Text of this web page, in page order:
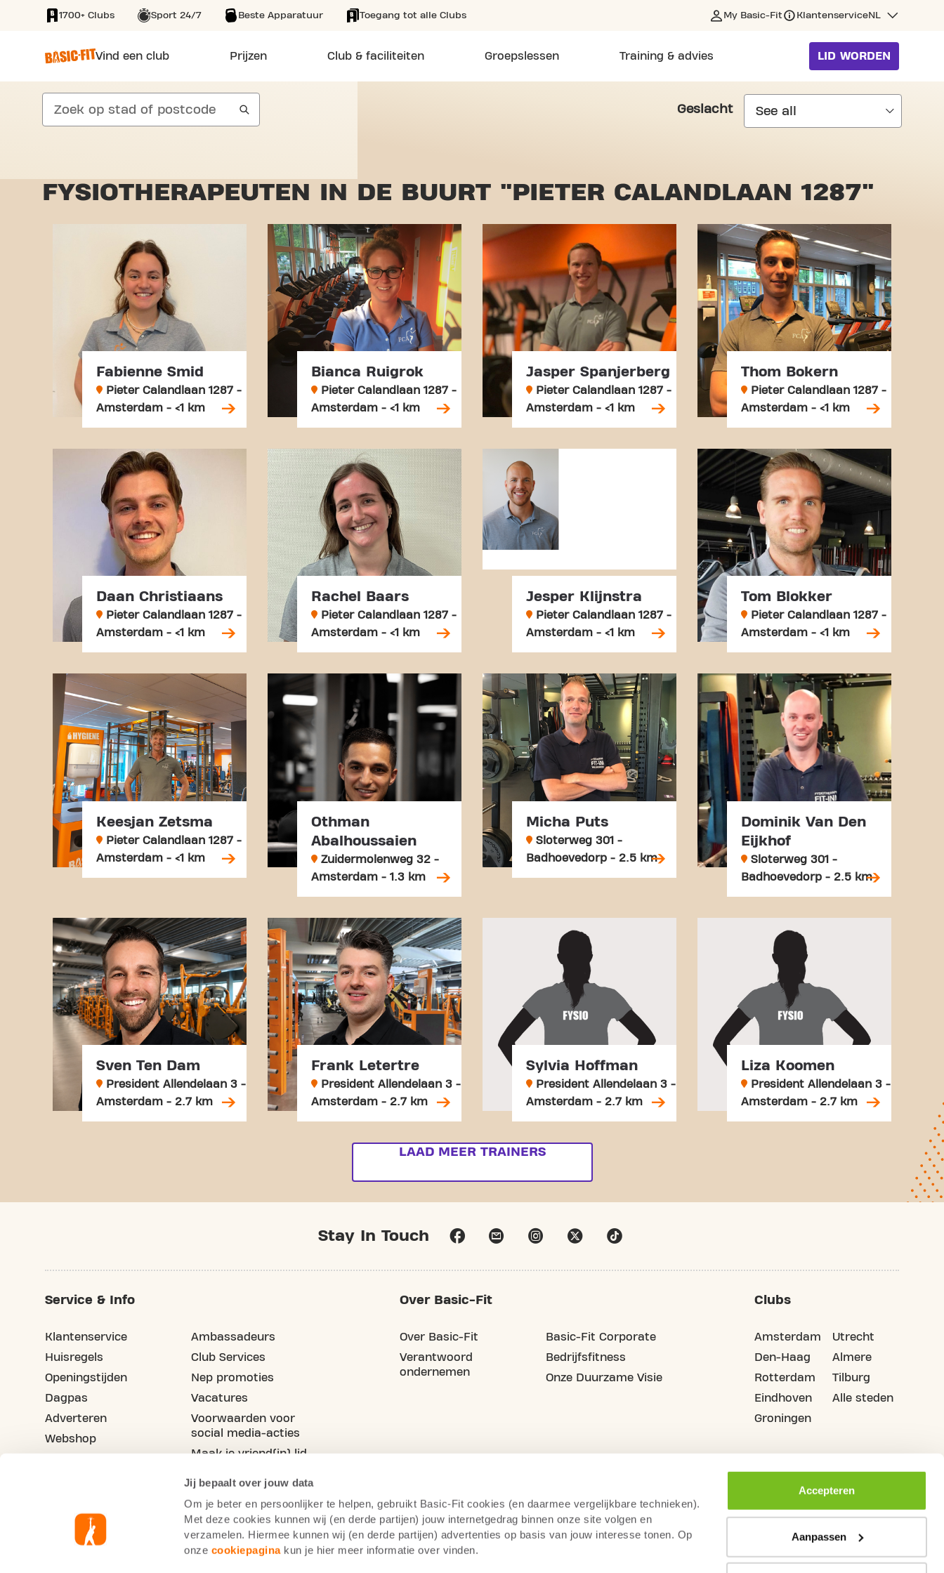
Jij bepaalt over jouw data
Om je beter en persoonlijker te helpen, gebruikt Basic-Fit cookies (en daarmee vergelijkbare technieken).
Met deze cookies kunnen wij (en derde partijen) jouw internetgedrag binnen onze site volgen en
verzamelen. Hiermee kunnen wij (en derde partijen) advertenties op basis van jouw interesse tonen. Op
onze cookiepaginakun je hier meer informatie over vinden.
Accepteren
Aanpassen
SKIP TO MAIN CONTENT
1700+ Clubs Sport 24/7 Beste Apparatuur Toegang tot alle Clubs My Basic-Fit KlantenserviceNL
Vind een club Prijzen Club & faciliteiten Groepslessen Training & advies LID WORDEN
search Geslacht
FYSIOTHERAPEUTEN IN DE BUURT "PIETER CALANDLAAN 1287"
Fabienne Smid
Pieter Calandlaan 1287 -
Amsterdam - <1 km
Bianca Ruigrok
Pieter Calandlaan 1287 -
Amsterdam - <1 km
Jasper Spanjerberg
Pieter Calandlaan 1287 -
Amsterdam - <1 km
Thom Bokern
Pieter Calandlaan 1287 -
Amsterdam - <1 km
Daan Christiaans
Pieter Calandlaan 1287 -
Amsterdam - <1 km
Rachel Baars
Pieter Calandlaan 1287 -
Amsterdam - <1 km
Jesper Klijnstra
Pieter Calandlaan 1287 -
Amsterdam - <1 km
Tom Blokker
Pieter Calandlaan 1287 -
Amsterdam - <1 km
Keesjan Zetsma
Pieter Calandlaan 1287 -
Amsterdam - <1 km
Othman
Abalhoussaien
Zuidermolenweg 32 -
Amsterdam - 1.3 km
Micha Puts
Sloterweg 301 -
Badhoevedorp - 2.5 km
Dominik Van Den
Eijkhof
Sloterweg 301 -
Badhoevedorp - 2.5 km
Sven Ten Dam
President Allendelaan 3 -
Amsterdam - 2.7 km
Frank Letertre
President Allendelaan 3 -
Amsterdam - 2.7 km
Sylvia Hoffman
President Allendelaan 3 -
Amsterdam - 2.7 km
Liza Koomen
President Allendelaan 3 -
Amsterdam - 2.7 km
LAAD MEER TRAINERS
Stay In Touch
Service & Info
Klantenservice
Huisregels
Openingstijden
Dagpas
Adverteren
Webshop
Ambassadeurs
Club Services
Nep promoties
Vacatures
Voorwaarden voor
social media-acties
Maak je vriend(in) lid
Over Basic-Fit
Over Basic-Fit
Verantwoord
ondernemen
Basic-Fit Corporate
Bedrijfsfitness
Onze Duurzame Visie
Clubs
Amsterdam
Den-Haag
Rotterdam
Eindhoven
Groningen
Utrecht
Almere
Tilburg
Alle steden